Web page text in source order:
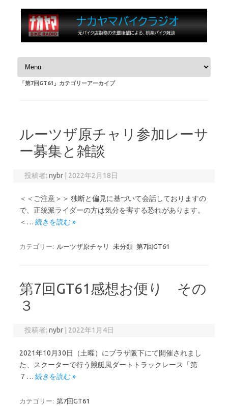
コンテンツへスキップ
「 第7回GT61 」カテゴリーアーカイブ
ルーツザ原チャリ参加レーサ
ー募集と雑談
投稿者:nybr 2022年2月18日
＜＜ご注意＞＞ 独断と偏見に基づいて会話しておりますの
で、正統派ライダーの方は気分を害する恐れがあります。
＜… 続きを読む »
カテゴリー: ルーツザ原チャリ 未分類 第7回GT61
第7回GT61感想お便り その
３
投稿者:nybr 2022年1月4日
2021年10月30日（土曜）にプラザ阪下にて開催されまし
た、スクーターで行う競艇風ダートトラックレース「第
７… 続きを読む »
カテゴリー: 第7回GT61